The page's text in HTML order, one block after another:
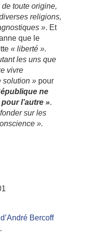
toute origine,
religions,
». Et
que le
« liberté ».
les uns que
vivre
solution »pour
ne
l’autre ».
sur les
».
Bercoff
.